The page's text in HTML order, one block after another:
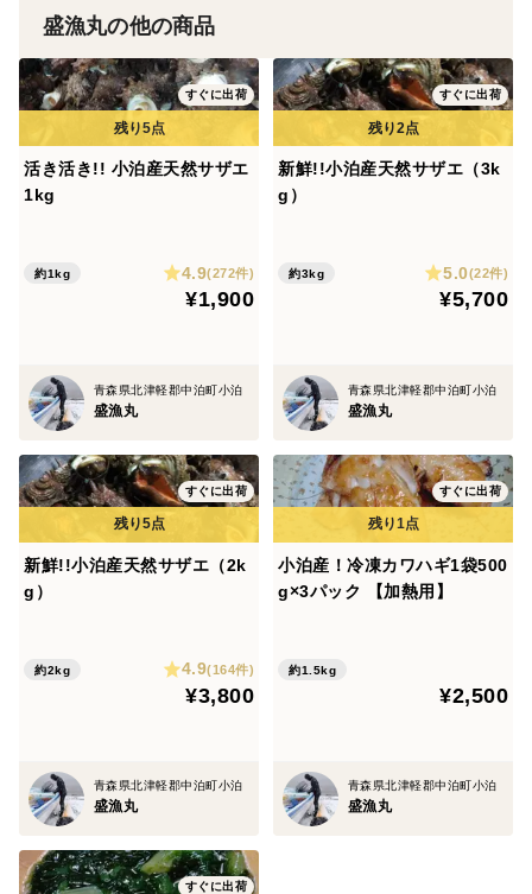
盛漁丸の他の商品
すぐに出荷
活き活き!! 小泊産天然サザエ
1kg
約1kg 4.9(272件)
¥1,900
青森県北津軽郡中泊町小泊
盛漁丸
すぐに出荷
新鮮!!小泊産天然サザエ（3k
g）
約3kg 5.0(22件)
¥5,700
青森県北津軽郡中泊町小泊
盛漁丸
すぐに出荷
新鮮!!小泊産天然サザエ（2k
g）
約2kg 4.9(164件)
¥3,800
青森県北津軽郡中泊町小泊
盛漁丸
すぐに出荷
小泊産！冷凍カワハギ1袋500
g×3パック 【加熱用】
約1.5kg
¥2,500
青森県北津軽郡中泊町小泊
盛漁丸
すぐに出荷